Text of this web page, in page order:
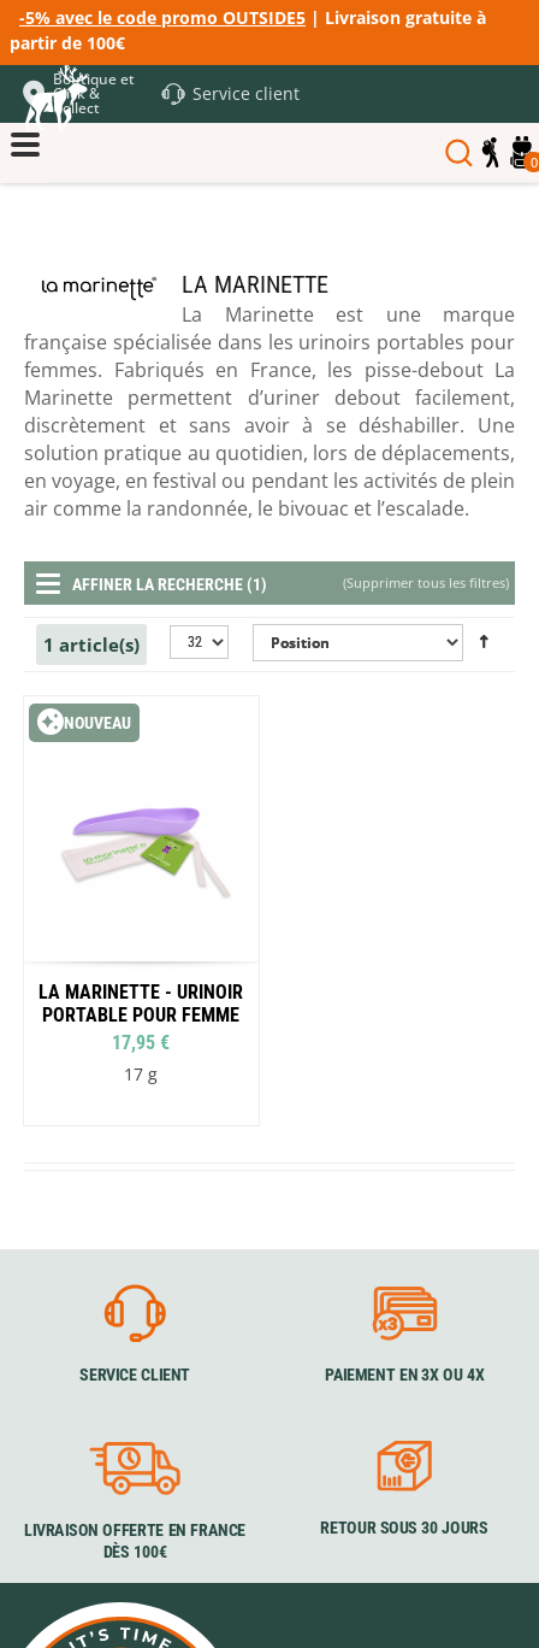
-5% avec le code promo OUTSIDE5 | Livraison gratuite à
partir de 100€
Boutique et
Click &
Collect
Service client
0
LA MARINETTE
La Marinette est une marque
française spécialisée dans les urinoirs portables pour
femmes. Fabriqués en France, les pisse-debout La
Marinette permettent d’uriner debout facilement,
discrètement et sans avoir à se déshabiller. Une
solution pratique au quotidien, lors de déplacements,
en voyage, en festival ou pendant les activités de plein
air comme la randonnée, le bivouac et l’escalade.
(Supprimer tous les filtres)
AFFINER LA RECHERCHE (1)
1 article(s)
NOUVEAU
LA MARINETTE - URINOIR
PORTABLE POUR FEMME
17,95 €
17 g
SERVICE CLIENT PAIEMENT EN 3X OU 4X
LIVRAISON OFFERTE EN FRANCE
DÈS 100€
RETOUR SOUS 30 JOURS